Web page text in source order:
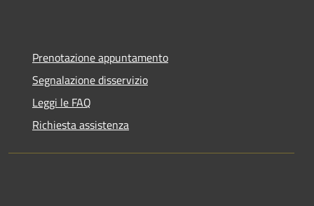
Prenotazione appuntamento
Segnalazione disservizio
Leggi le FAQ
Richiesta assistenza